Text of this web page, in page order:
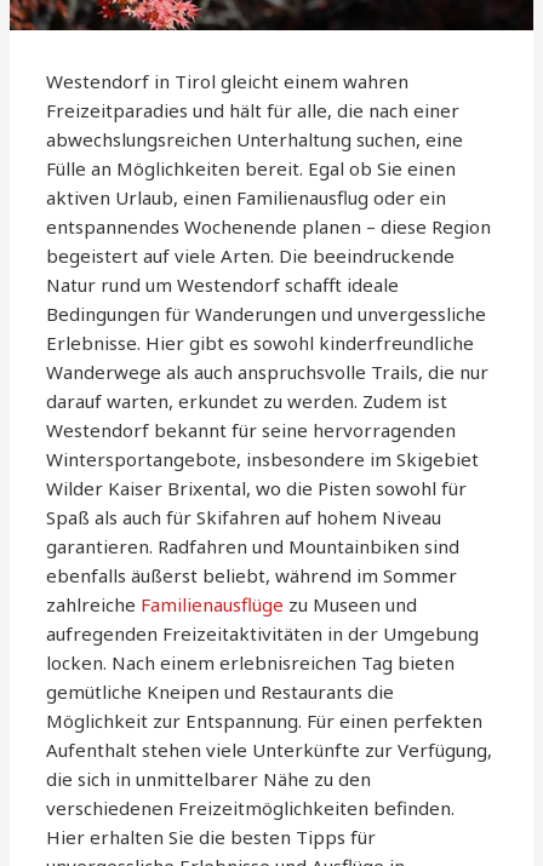
Westendorf in Tirol gleicht einem wahren
Freizeitparadies und hält für alle, die nach einer
abwechslungsreichen Unterhaltung suchen, eine
Fülle an Möglichkeiten bereit. Egal ob Sie einen
aktiven Urlaub, einen Familienausflug oder ein
entspannendes Wochenende planen – diese Region
begeistert auf viele Arten. Die beeindruckende
Natur rund um Westendorf schafft ideale
Bedingungen für Wanderungen und unvergessliche
Erlebnisse. Hier gibt es sowohl kinderfreundliche
Wanderwege als auch anspruchsvolle Trails, die nur
darauf warten, erkundet zu werden. Zudem ist
Westendorf bekannt für seine hervorragenden
Wintersportangebote, insbesondere im Skigebiet
Wilder Kaiser Brixental, wo die Pisten sowohl für
Spaß als auch für Skifahren auf hohem Niveau
garantieren. Radfahren und Mountainbiken sind
ebenfalls äußerst beliebt, während im Sommer
zahlreiche Familienausflüge zu Museen und
aufregenden Freizeitaktivitäten in der Umgebung
locken. Nach einem erlebnisreichen Tag bieten
gemütliche Kneipen und Restaurants die
Möglichkeit zur Entspannung. Für einen perfekten
Aufenthalt stehen viele Unterkünfte zur Verfügung,
die sich in unmittelbarer Nähe zu den
verschiedenen Freizeitmöglichkeiten befinden.
Hier erhalten Sie die besten Tipps für